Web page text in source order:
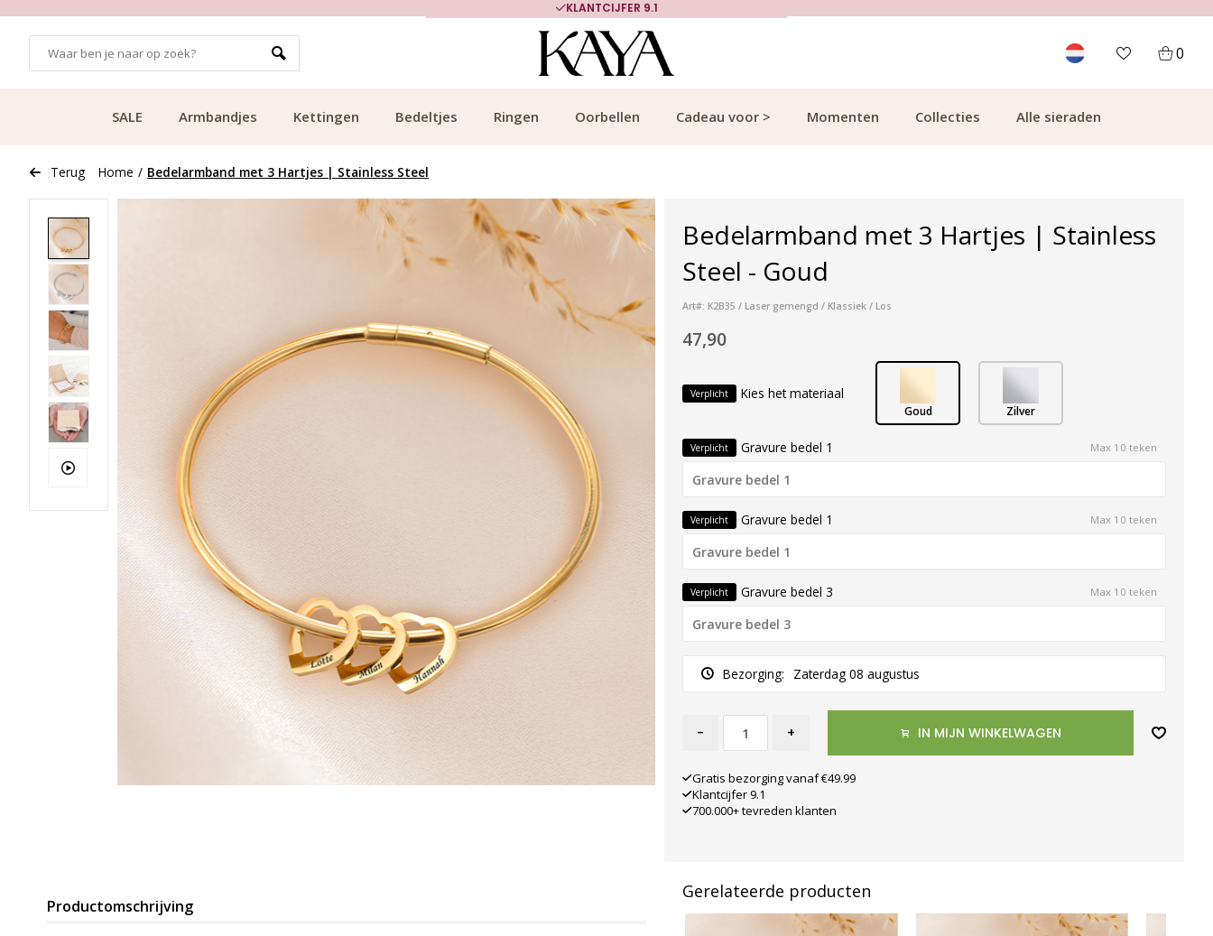
KLANTCIJFER 9.1
0
SALE Armbandjes Kettingen Bedeltjes Ringen Oorbellen Cadeau voor > Momenten Collecties Alle sieraden
Terug Home / Bedelarmband met 3 Hartjes | Stainless Steel
Bedelarmband met 3 Hartjes | Stainless
Steel - Goud
Art#: K2B35 / Laser gemengd / Klassiek / Los
47,90
Verplicht Kies het materiaal
Goud Zilver
Verplicht Gravure bedel 1 Max 10 teken
Verplicht Gravure bedel 1 Max 10 teken
Verplicht Gravure bedel 3 Max 10 teken
Bezorging: Zaterdag 08 augustus
- + IN MIJN WINKELWAGEN
Gratis bezorging vanaf €49.99
Klantcijfer 9.1
700.000+ tevreden klanten
Productomschrijving
Gerelateerde producten